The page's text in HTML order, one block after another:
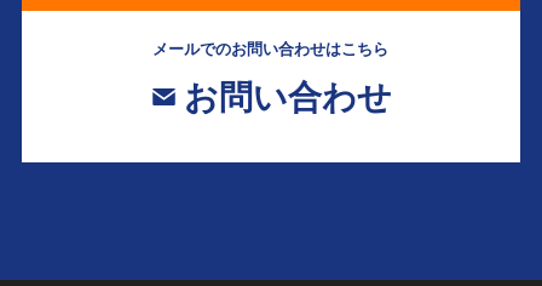
メールでのお問い合わせはこちら
お問い合わせ